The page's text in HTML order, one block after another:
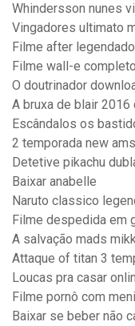
Whindersson nunes
Vingadores ultimato
Filme after
Filme wall-e
O doutrinador
A bruxa de blair
Escândalos os
2 temporada new
Detetive pikachu
Baixar anabelle
Naruto classico
Filme despedida em
A salvação mads
Attaque of titan 3
Loucas pra casar
Filme pornô com
Baixar se beber não